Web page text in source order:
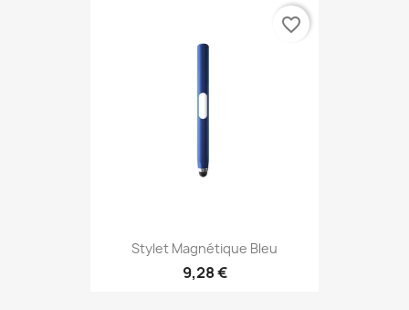
Stylet Magnétique Bleu
9,28 €
favorite_border